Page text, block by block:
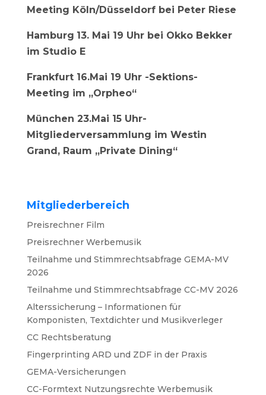
Meeting Köln/Düsseldorf bei Peter Riese
Hamburg 13. Mai 19 Uhr bei Okko Bekker
im Studio E
Frankfurt 16.Mai 19 Uhr -Sektions-
Meeting im „Orpheo“
München 23.Mai 15 Uhr-
Mitgliederversammlung im Westin
Grand, Raum „Private Dining“
Mitgliederbereich
Preisrechner Film
Preisrechner Werbemusik
Teilnahme und Stimmrechtsabfrage GEMA-MV
2026
Teilnahme und Stimmrechtsabfrage CC-MV 2026
Alterssicherung – Informationen für
Komponisten, Textdichter und Musikverleger
CC Rechtsberatung
Fingerprinting ARD und ZDF in der Praxis
GEMA-Versicherungen
CC-Formtext Nutzungsrechte Werbemusik